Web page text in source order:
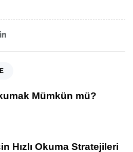
Mümkün mü?
Hızlı Okuma Stratejileri